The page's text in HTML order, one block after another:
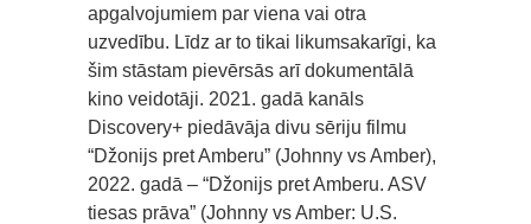
apgalvojumiem par viena vai otra
uzvedību. Līdz ar to tikai likumsakarīgi, ka
šim stāstam pievērsās arī dokumentālā
kino veidotāji. 2021. gadā kanāls
Discovery+ piedāvāja divu sēriju filmu
“Džonijs pret Amberu” (Johnny vs Amber),
2022. gadā – “Džonijs pret Amberu. ASV
tiesas prāva” (Johnny vs Amber: U.S.